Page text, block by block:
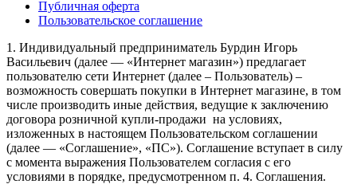
Публичная оферта
Пользовательское соглашение
1. Индивидуальный предприниматель Бурдин Игорь
Васильевич (далее — «Интернет магазин») предлагает
пользователю сети Интернет (далее – Пользователь) –
возможность совершать покупки в Интернет магазине, в том
числе производить иные действия, ведущие к заключению
договора розничной купли-продажи на условиях,
изложенных в настоящем Пользовательском соглашении
(далее — «Соглашение», «ПС»). Соглашение вступает в силу
с момента выражения Пользователем согласия с его
условиями в порядке, предусмотренном п. 4. Соглашения.